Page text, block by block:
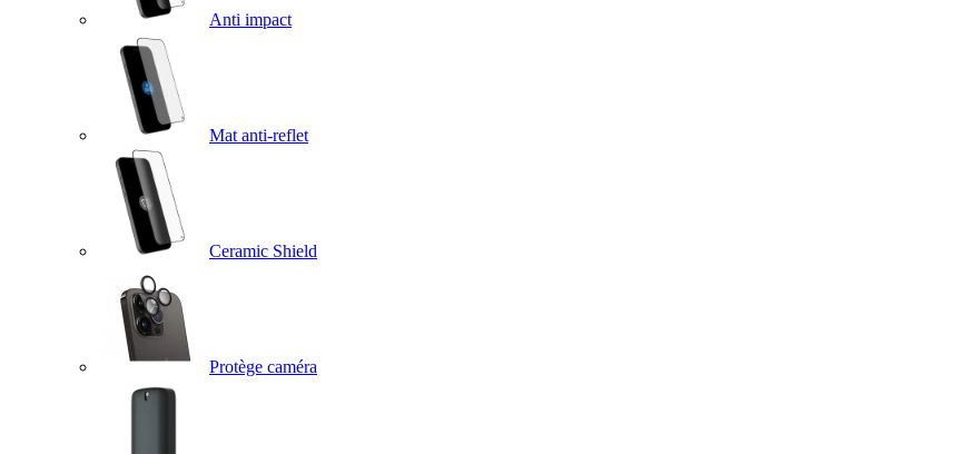
Anti impact
Mat anti-reflet
Ceramic Shield
Protège caméra